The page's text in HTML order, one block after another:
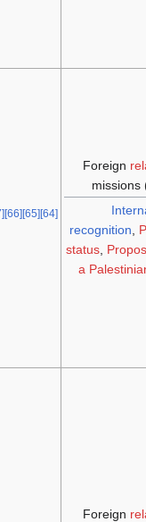
Foreign
missions
recognition
status
a
[64]
[65]
[66]
[67]
Foreign